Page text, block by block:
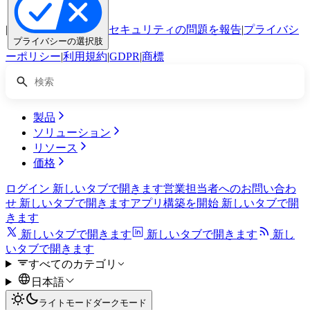
|
プライバシーの選択肢
セキュリティの問題を報告|プライバシ
ーポリシー|利用規約|GDPR|商標
製品
ソリューション
リソース
価格
ログイン 新しいタブで開きます営業担当者へのお問い合わ
せ 新しいタブで開きますアプリ構築を開始 新しいタブで開
きます
新しいタブで開きます
新しいタブで開きます
新し
いタブで開きます
すべてのカテゴリ
日本語
ライトモードダークモード